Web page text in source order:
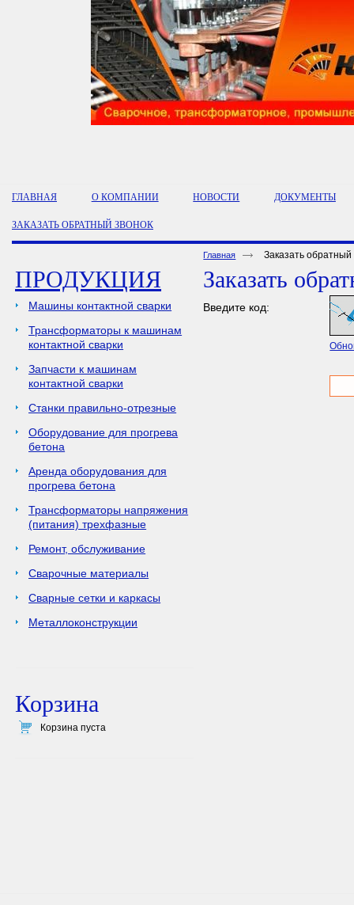
ГЛАВНАЯ О КОМПАНИИ НОВОСТИ ДОКУМЕНТЫ
ЗАКАЗАТЬ ОБРАТНЫЙ ЗВОНОК
ПРОДУКЦИЯ
Машины контактной сварки
Трансформаторы к машинам
контактной сварки
Запчасти к машинам
контактной сварки
Станки правильно-отрезные
Оборудование для прогрева
бетона
Аренда оборудования для
прогрева бетона
Трансформаторы напряжения
(питания) трехфазные
Ремонт, обслуживание
Сварочные материалы
Сварные сетки и каркасы
Металлоконструкции
Корзина
Корзина пуста
Главная Заказать обратный
Заказать
Введите код: